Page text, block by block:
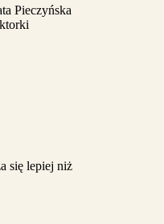
Pieczyńska
się lepiej niż